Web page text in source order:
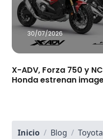
30/07/2026
X-ADV, Forza 750 y
Honda estrenan
Inicio / Blog /